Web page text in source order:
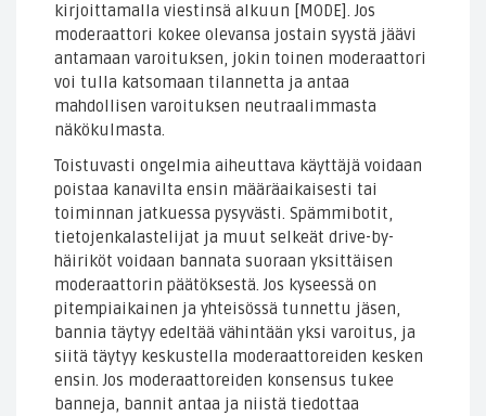
kirjoittamalla viestinsä alkuun [MODE]. Jos
moderaattori kokee olevansa jostain syystä jäävi
antamaan varoituksen, jokin toinen moderaattori
voi tulla katsomaan tilannetta ja antaa
mahdollisen varoituksen neutraalimmasta
näkökulmasta.
Toistuvasti ongelmia aiheuttava käyttäjä voidaan
poistaa kanavilta ensin määräaikaisesti tai
toiminnan jatkuessa pysyvästi. Spämmibotit,
tietojenkalastelijat ja muut selkeät drive-by-
häiriköt voidaan bannata suoraan yksittäisen
moderaattorin päätöksestä. Jos kyseessä on
pitempiaikainen ja yhteisössä tunnettu jäsen,
bannia täytyy edeltää vähintään yksi varoitus, ja
siitä täytyy keskustella moderaattoreiden kesken
ensin. Jos moderaattoreiden konsensus tukee
banneja, bannit antaa ja niistä tiedottaa